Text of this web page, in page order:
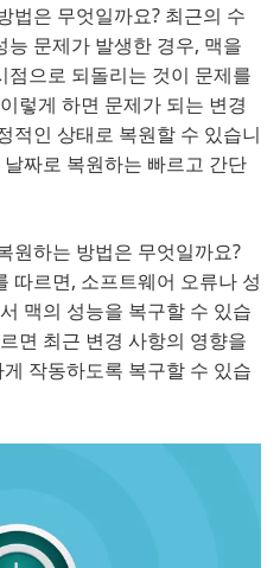
법은 무엇일까요? 최근의 수
문제가 발생한 경우, 맥을
으로 되돌리는 것이 문제를
렇게 하면 문제가 되는 변경
적인 상태로 복원할 수 있습니
짜로 복원하는 빠르고 간단
원하는 방법은 무엇일까요?
따르면, 소프트웨어 오류나 성
맥의 성능을 복구할 수 있습
면 최근 변경 사항의 영향을
작동하도록 복구할 수 있습